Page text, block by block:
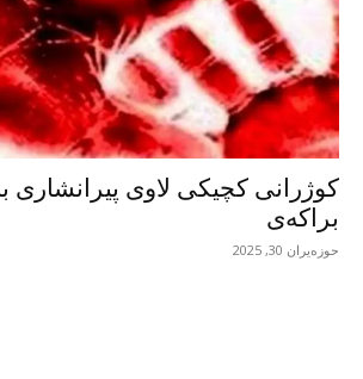
کوژرانی کچیکی لاوی پیرانشاری
براکەی
حوزه‌یران 30, 2025